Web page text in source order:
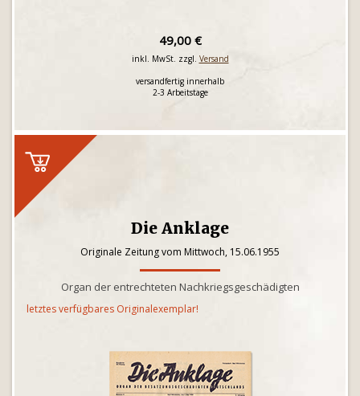
49,00 €
inkl. MwSt. zzgl. Versand
versandfertig innerhalb
2-3 Arbeitstage
Die Anklage
Originale Zeitung vom Mittwoch, 15.06.1955
Organ der entrechteten Nachkriegsgeschädigten
letztes verfügbares Originalexemplar!